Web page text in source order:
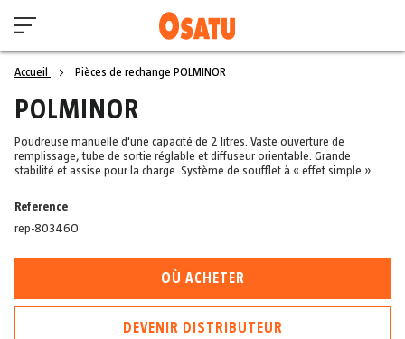
Accueil Pièces de rechange POLMINOR
POLMINOR
Poudreuse manuelle d'une capacité de 2 litres. Vaste ouverture de
remplissage, tube de sortie réglable et diffuseur orientable. Grande
stabilité et assise pour la charge. Système de soufflet à « effet simple ».
Reference
rep-80346O
OÙ ACHETER
DEVENIR DISTRIBUTEUR